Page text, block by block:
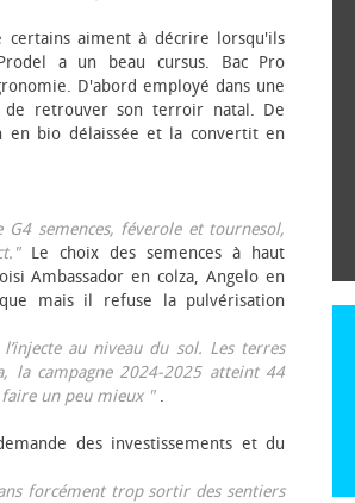
certains aiment à décrire lorsqu'ils
a un beau cursus. Bac Pro
D'abord employé dans une
de retrouver son terroir natal. De
bio délaissée et la convertit en
semences, féverole et tournesol,
Le choix des semences à haut
Ambassador en colza, Angelo en
mais il refuse la pulvérisation
au niveau du sol. Les terres
la campagne 2024-2025 atteint 44
un peu mieux ".
des investissements et du
forcément trop sortir des sentiers